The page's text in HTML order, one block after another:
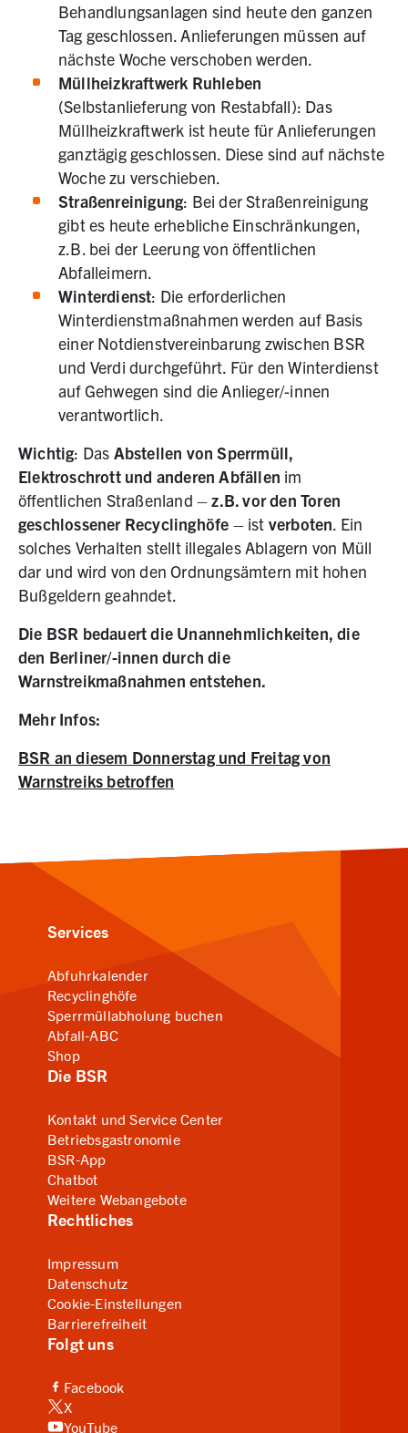
Behandlungsanlagen sind heute den ganzen
Tag geschlossen. Anlieferungen müssen auf
nächste Woche verschoben werden.
Müllheizkraftwerk Ruhleben
(Selbstanlieferung von Restabfall): Das
Müllheizkraftwerk ist heute für Anlieferungen
ganztägig geschlossen. Diese sind auf nächste
Woche zu verschieben.
Straßenreinigung: Bei der Straßenreinigung
gibt es heute erhebliche Einschränkungen,
z.B. bei der Leerung von öffentlichen
Abfalleimern.
Winterdienst: Die erforderlichen
Winterdienstmaßnahmen werden auf Basis
einer Notdienstvereinbarung zwischen BSR
und Verdi durchgeführt. Für den Winterdienst
auf Gehwegen sind die Anlieger/-innen
verantwortlich.
Wichtig: Das Abstellen von Sperrmüll,
Elektroschrott und anderen Abfällen im
öffentlichen Straßenland –z.B. vor den Toren
geschlossener Recyclinghöfe – ist verboten. Ein
solches Verhalten stellt illegales Ablagern von Müll
dar und wird von den Ordnungsämtern mit hohen
Bußgeldern geahndet.
Die BSR bedauert die Unannehmlichkeiten, die
den Berliner/-innen durch die
Warnstreikmaßnahmen entstehen.
Mehr Infos:
BSR an diesem Donnerstag und Freitag von
Warnstreiks betroffen
Services
Abfuhrkalender
Recyclinghöfe
Sperrmüllabholung buchen
Abfall-ABC
Shop
Die BSR
Kontakt und Service Center
Betriebsgastronomie
BSR-App
Chatbot
Weitere Webangebote
Rechtliches
Impressum
Datenschutz
Cookie-Einstellungen
Barrierefreiheit
Folgt uns
Facebook
(Link zu externer Website, öffnet in neuem Tab)
X
(Link zu externer Website, öffnet in neuem Tab)
YouTube
(Link zu externer Website, öffnet in neuem Tab)